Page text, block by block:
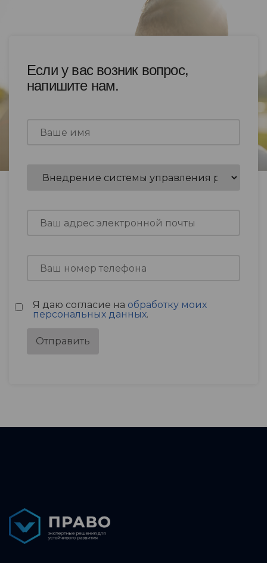
Если у вас возник вопрос,
напишите нам.
Я даю согласие на обработку моих
персональных данных.
Отправить